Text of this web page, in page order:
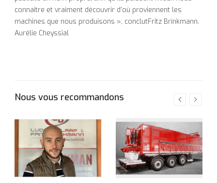
connaître et vraiment découvrir d’où proviennent les
machines que nous produisons », conclutFritz Brinkmann.
Aurélie Cheyssial
Nous vous recommandons